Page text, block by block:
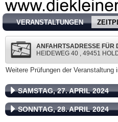
VERANSTALTUNGEN
ANFAHRTSADRESSE FÜR
HEIDEWEG 40 , 49451
Weitere Prüfungen der Veranstaltung
SAMSTAG, 27. APRIL 2024
SONNTAG, 28. APRIL 2024